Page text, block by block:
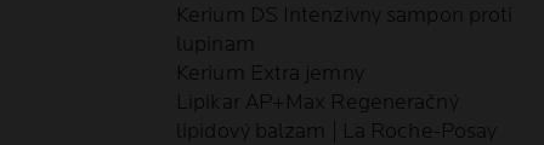
Kerium DS Intenzivny sampon proti
lupinam
Kerium Extra jemny
Lipikar AP+Max Regeneračný
lipidový balzam | La Roche-Posay